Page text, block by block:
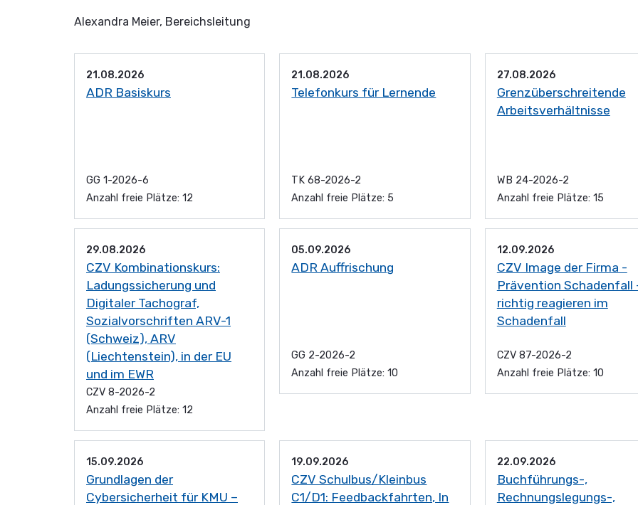
Alexandra Meier, Bereichsleitung
21.08.2026
ADR Basiskurs
GG 1-2026-6
Anzahl freie Plätze: 12
21.08.2026
Telefonkurs für Lernende
TK 68-2026-2
Anzahl freie Plätze: 5
27.08.2026
Grenzüberschreitende
Arbeitsverhältnisse
WB 24-2026-2
Anzahl freie Plätze: 15
29.08.2026
CZV Kombinationskurs:
Ladungssicherung und
Digitaler Tachograf,
Sozialvorschriften ARV-1
(Schweiz), ARV
(Liechtenstein), in der EU
und im EWR
CZV 8-2026-2
Anzahl freie Plätze: 12
05.09.2026
ADR Auffrischung
GG 2-2026-2
Anzahl freie Plätze: 10
12.09.2026
CZV Image der Firma -
Prävention Schadenfall
richtig reagieren im
Schadenfall
CZV 87-2026-2
Anzahl freie Plätze: 10
15.09.2026
Grundlagen der
Cybersicherheit für KMU –
19.09.2026
CZV Schulbus/Kleinbus
C1/D1: Feedbackfahrten, In
22.09.2026
Buchführungs-,
Rechnungslegungs-,
Schwendener sind
empfehlen. Sie sind
abwechslungsreich
Praxis auf der Strasse
lehrreich,
Eva